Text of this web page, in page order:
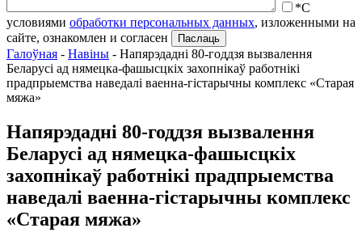
*С
условиями обработки персональных данных, изложенными на
сайте, ознакомлен и согласен
Галоўная - Навіны - Напярэдадні 80-годдзя вызвалення
Беларусі ад нямецка-фашысцкіх захопнікаў работнікі
прадпрыемства наведалі ваенна-гістарычны комплекс «Старая
мяжа»
Напярэдадні 80-годдзя вызвалення
Беларусі ад нямецка-фашысцкіх
захопнікаў работнікі прадпрыемства
наведалі ваенна-гістарычны комплекс
«Старая мяжа»